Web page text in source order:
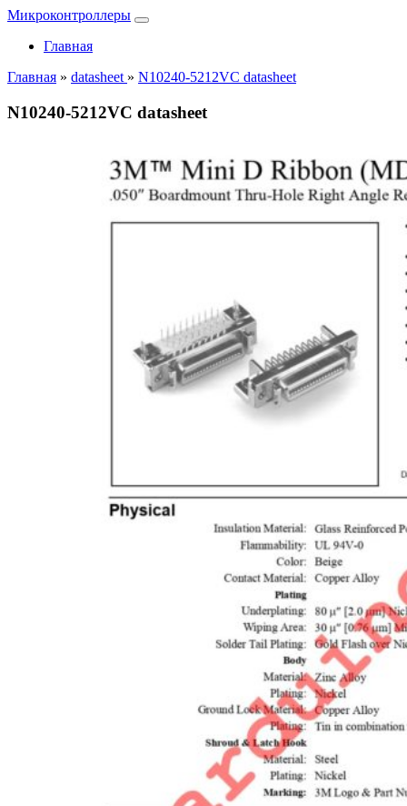
Микроконтроллеры
Главная
Главная » datasheet » N10240-5212VC datasheet
N10240-5212VC datasheet